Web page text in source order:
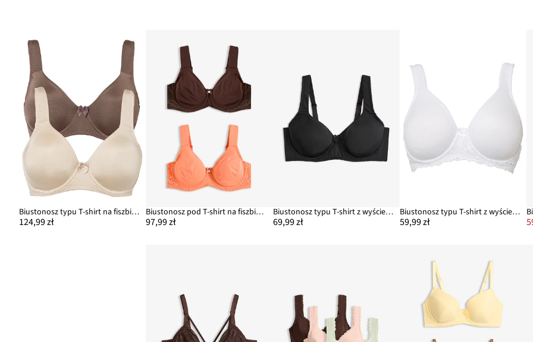
Biustonosz typu T-shirt na fiszbinach, z połyskującego materiału (2 szt.)
124,99 zł
Biustonosz pod T-shirt na fiszbinach, z bawełny organicznej (2 szt.)
97,99 zł
Biustonosz typu T-shirt z wyściełanymi ramiączkami
69,99 zł
Biustonosz typu T-shirt z wyściełanymi ramiączkami
59,99 zł